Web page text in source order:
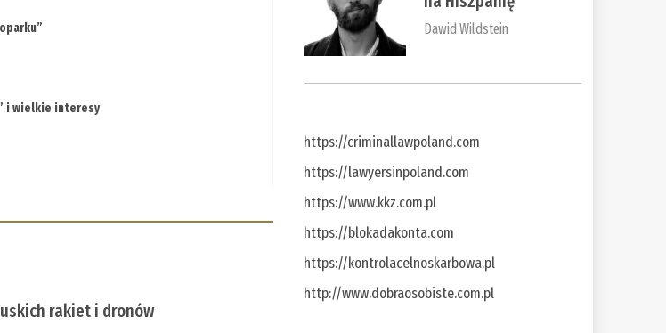
i wielkie interesy
rakiet i dronów
Dawid Wildstein
https://criminallawpoland.com
https://lawyersinpoland.com
https://www.kkz.com.pl
https://blokadakonta.com
https://kontrolacelnoskarbowa.pl
http://www.dobraosobiste.com.pl